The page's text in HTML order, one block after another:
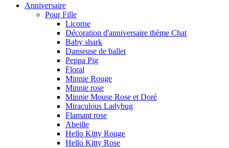
Anniversaire
Pour Fille
Licorne
Décoration d'anniversaire thème Chat
Baby shark
Danseuse de ballet
Peppa Pig
Floral
Minnie Rouge
Minnie rose
Minnie Mouse Rose et Doré
Miraculous Ladybug
Flamant rose
Abeille
Hello Kitty Rouge
Hello Kitty Rose